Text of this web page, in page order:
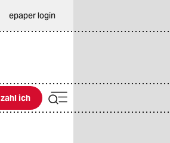
epaper login
ich ich